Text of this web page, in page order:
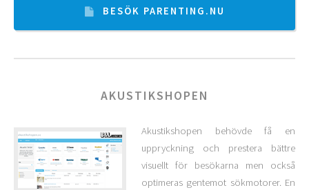
BESÖK PARENTING.NU
AKUSTIKSHOPEN
Akustikshopen behövde få en
uppryckning och prestera bättre
visuellt för besökarna men också
optimeras gentemot sökmotorer. En